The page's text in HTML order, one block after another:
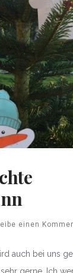
einen
auch bei uns